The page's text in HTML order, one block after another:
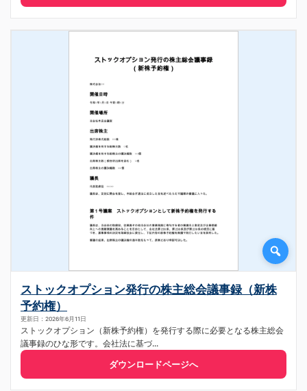
ストックオプション発行の株主総会議事録（新株
予約権）
更新日：2026年6月11日
ストックオプション（新株予約権）を発行する際に必要となる株主総会
議事録のひな形です。会社法に基づ...
ダウンロードページへ